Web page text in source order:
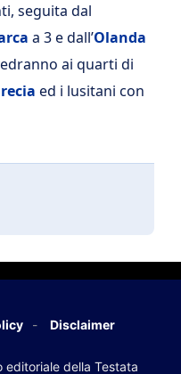
seguita dal
a 3 e dall’Olanda
ai quarti di
ed i lusitani con
Disclaimer
editoriale della Testata